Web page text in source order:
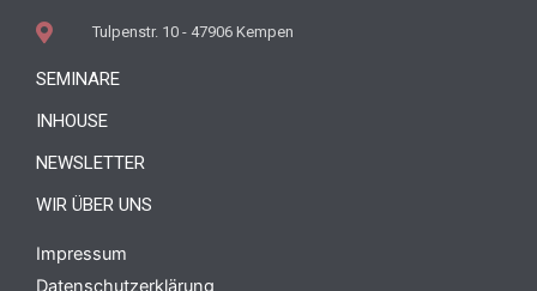
Tulpenstr. 10 - 47906 Kempen
SEMINARE
INHOUSE
NEWSLETTER
WIR ÜBER UNS
Impressum
Datenschutzerklärung